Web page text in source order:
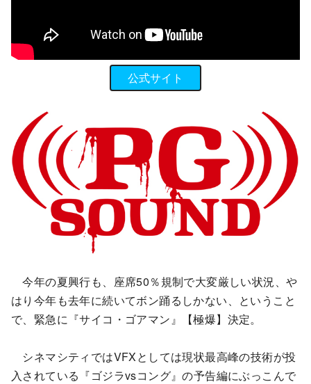
公式サイト
今年の夏興行も、座席50％規制で大変厳しい状況、や
はり今年も去年に続いてボン踊るしかない、ということ
で、緊急に『サイコ・ゴアマン』【極爆】決定。
シネマシティではVFXとしては現状最高峰の技術が投
入されている『ゴジラvsコング』の予告編にぶっこんで